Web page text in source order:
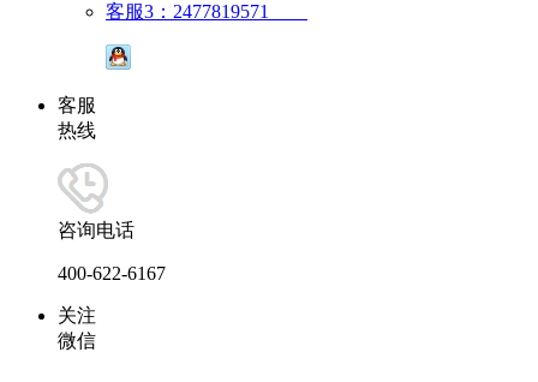
客服3：2477819571
客服
热线
咨询电话
400-622-6167
关注
微信